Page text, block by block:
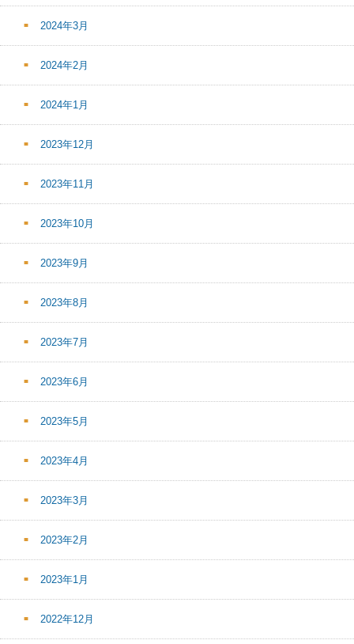
2024年3月
2024年2月
2024年1月
2023年12月
2023年11月
2023年10月
2023年9月
2023年8月
2023年7月
2023年6月
2023年5月
2023年4月
2023年3月
2023年2月
2023年1月
2022年12月